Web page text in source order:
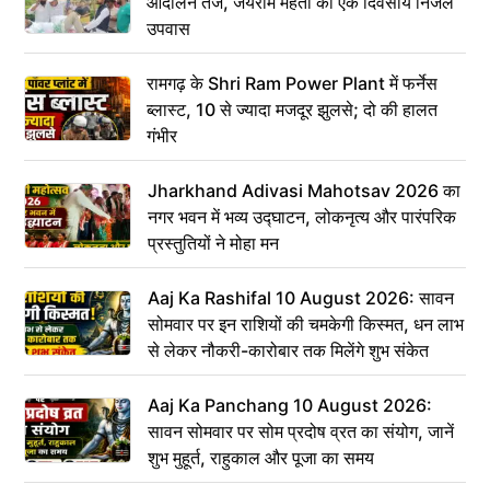
उपवास
रामगढ़ के Shri Ram Power Plant में फर्नेस
ब्लास्ट, 10 से ज्यादा मजदूर झुलसे; दो की हालत
गंभीर
Jharkhand Adivasi Mahotsav 2026 का
नगर भवन में भव्य उद्घाटन, लोकनृत्य और पारंपरिक
प्रस्तुतियों ने मोहा मन
Aaj Ka Rashifal 10 August 2026: सावन
सोमवार पर इन राशियों की चमकेगी किस्मत, धन लाभ
से लेकर नौकरी-कारोबार तक मिलेंगे शुभ संकेत
Aaj Ka Panchang 10 August 2026:
सावन सोमवार पर सोम प्रदोष व्रत का संयोग, जानें
शुभ मुहूर्त, राहुकाल और पूजा का समय